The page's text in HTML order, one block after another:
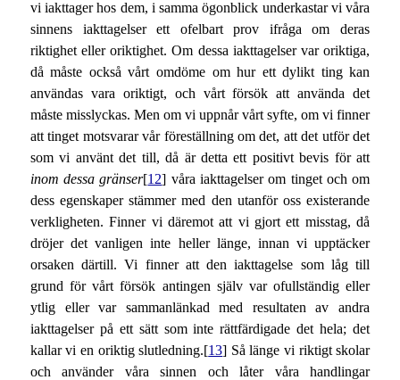
vi iakttager hos dem, i samma ögonblick underkastar vi våra
sinnens iakttagelser ett ofelbart prov ifråga om deras
riktighet eller oriktighet. Om dessa iakttagelser var oriktiga,
då måste också vårt omdöme om hur ett dylikt ting kan
användas vara oriktigt, och vårt försök att använda det
måste misslyckas. Men om vi uppnår vårt syfte, om vi finner
att tinget motsvarar vår föreställning om det, att det utför det
som vi använt det till, då är detta ett positivt bevis för att
inom dessa gränser[12] våra iakttagelser om tinget och om
dess egenskaper stämmer med den utanför oss existerande
verkligheten. Finner vi däremot att vi gjort ett misstag, då
dröjer det vanligen inte heller länge, innan vi upptäcker
orsaken därtill. Vi finner att den iakttagelse som låg till
grund för vårt försök antingen själv var ofullständig eller
ytlig eller var sammanlänkad med resultaten av andra
iakttagelser på ett sätt som inte rättfärdigade det hela; det
kallar vi en oriktig slutledning.[13] Så länge vi riktigt skolar
och använder våra sinnen och låter våra handlingar